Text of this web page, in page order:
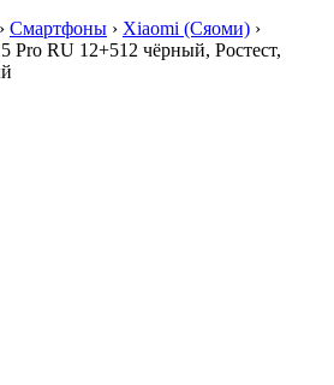
› Смартфоны › Xiaomi (Сяоми) ›
Pro RU 12+512 чёрный, Ростест,